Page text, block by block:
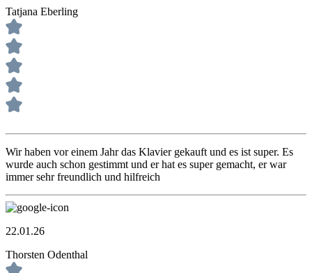
Tatjana Eberling
Wir haben vor einem Jahr das Klavier gekauft und es ist super. Es
wurde auch schon gestimmt und er hat es super gemacht, er war
immer sehr freundlich und hilfreich
22.01.26
Thorsten Odenthal